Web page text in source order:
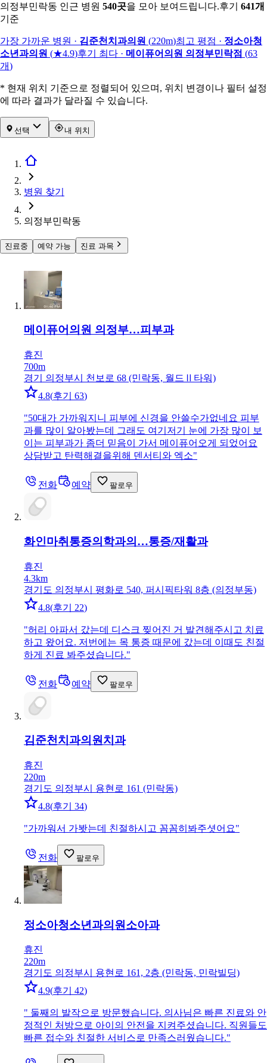
의정부민락동 인근 병원 540곳을 모아 보여드립니다.후기 641개
기준
가장 가까운 병원 · 김준천치과의원 (220m)최고 평점 · 정소아청
소년과의원 (★4.9)후기 최다 · 메이퓨어의원 의정부민락점 (63
개)
* 현재 위치 기준으로 정렬되어 있으며, 위치 변경이나 필터 설정
에 따라 결과가 달라질 수 있습니다.
선택 내 위치
병원 찾기
의정부민락동
진료중 예약 가능 진료 과목
메이퓨어의원 의정부…피부과
휴진
700m
경기 의정부시 천보로 68 (민락동, 월드Ⅱ타워)
4.8(후기 63)
"50대가 가까워지니 피부에 신경을 안쓸수가없네요 피부
과를 많이 알아봤는데 그래도 여기저기 눈에 가장 많이 보
이는 피부과가 좀더 믿음이 가서 메이퓨어오게 되었어요
상담받고 탄력해결을위해 덴서티와 엑소"
전화 예약 팔로우
화인마취통증의학과의…통증/재활과
휴진
4.3km
경기도 의정부시 평화로 540, 퍼시픽타워 8층 (의정부동)
4.8(후기 22)
"허리 아파서 갔는데 디스크 찢어진 거 발견해주시고 치료
하고 왔어요. 저번에는 목 통증 때문에 갔는데 이때도 친절
하게 진료 봐주셨습니다."
전화 예약 팔로우
김준천치과의원치과
휴진
220m
경기도 의정부시 용현로 161 (민락동)
4.8(후기 34)
"가까워서 가봣는데 친절하시고 꼼꼼히봐주셧어요"
전화 팔로우
정소아청소년과의원 소아과
휴진
220m
경기도 의정부시 용현로 161, 2층 (민락동, 민락빌딩)
4.9(후기 42)
" 둘째의 발작으로 방문했습니다. 의사님은 빠른 진료와 안
정적인 처방으로 아이의 안전을 지켜주셨습니다. 직원들도
빠른 접수와 친절한 서비스로 만족스러웠습니다."